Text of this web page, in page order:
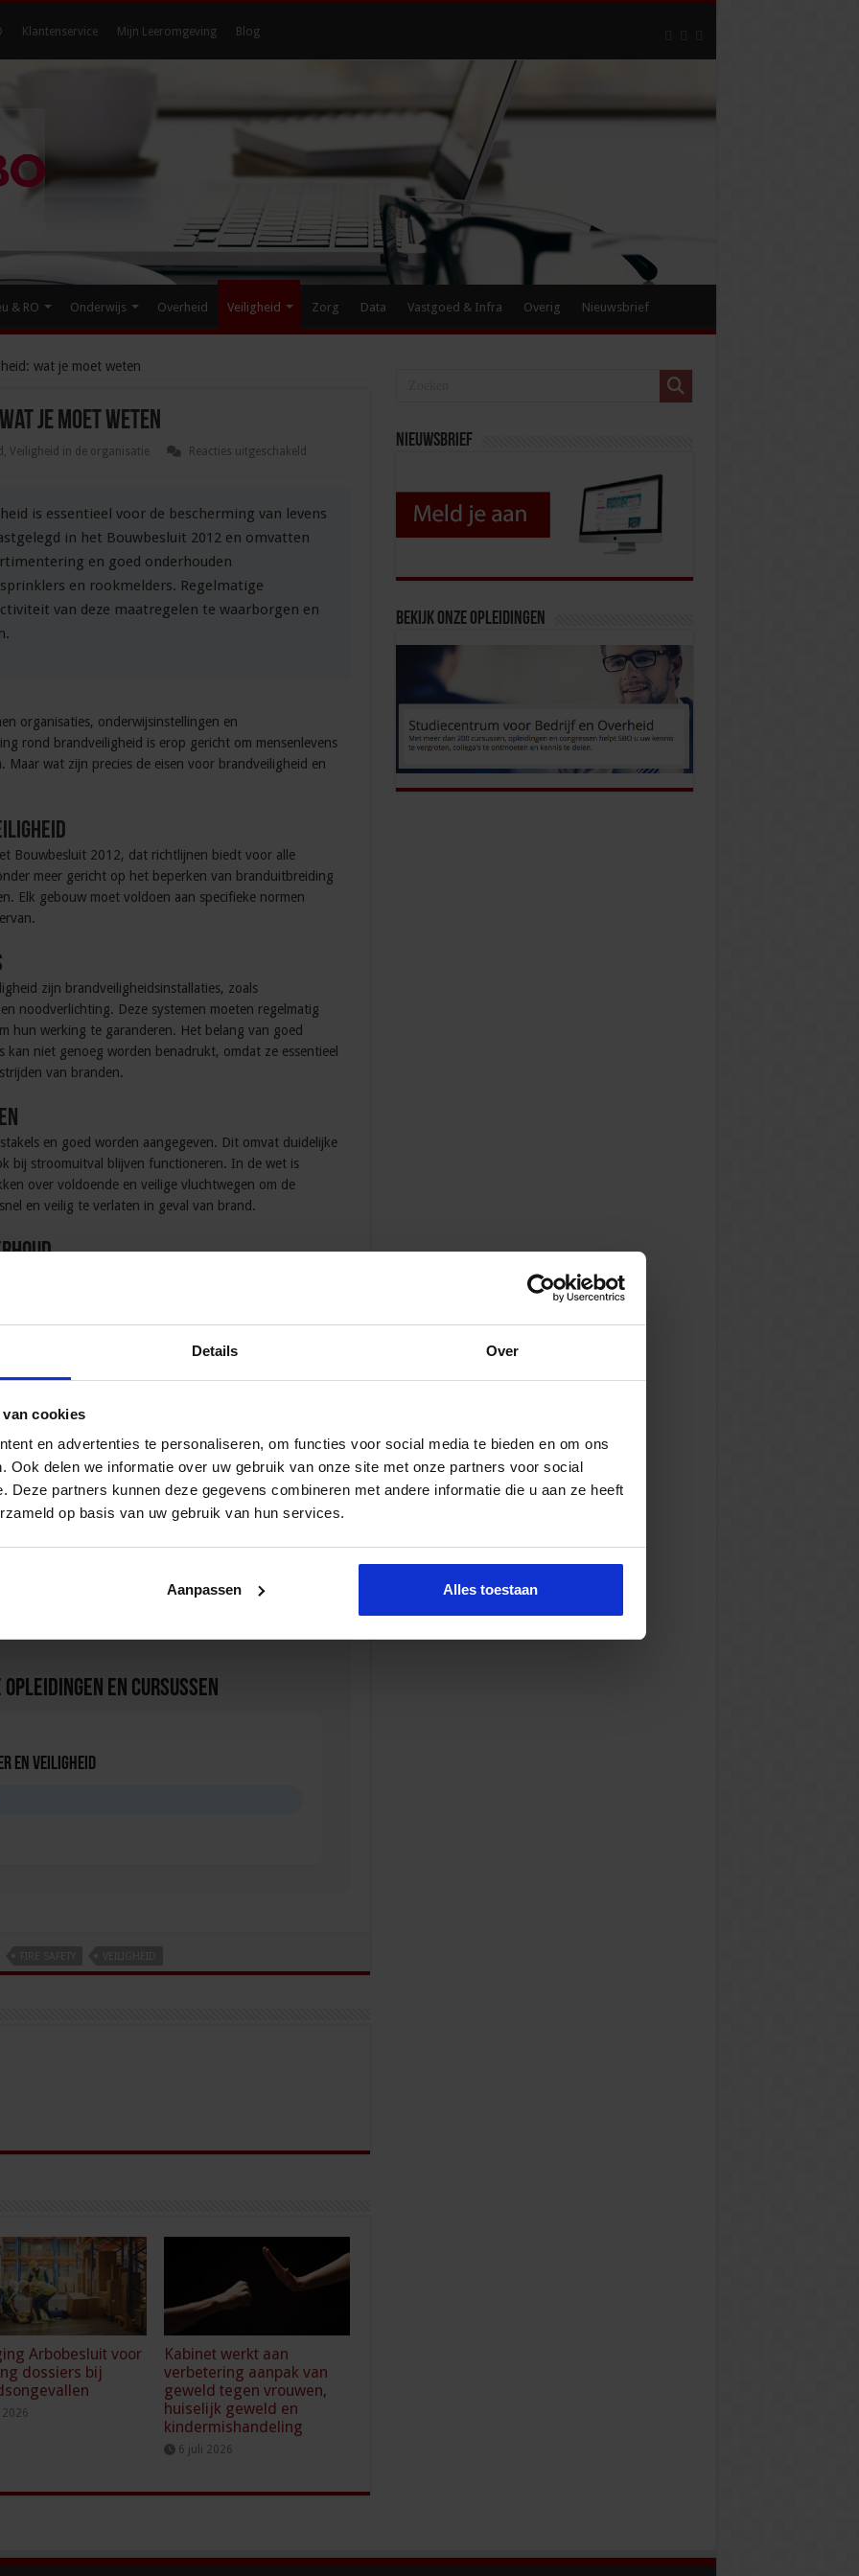
Details Over
cookies
en advertenties te personaliseren, om functies voor social media te bieden en om ons
Ook delen we informatie over uw gebruik van onze site met onze partners voor social
Deze partners kunnen deze gegevens combineren met andere informatie die u aan ze heeft
op basis van uw gebruik van hun services.
Aanpassen Alles toestaan
Klantenservice Mijn Leeromgeving Blog
& RO Onderwijs Overheid Veiligheid Zorg Data Vastgoed & Infra Overig Nieuwsbrief
wat je moet weten
je moet weten
, Veiligheid in de organisatie Reacties uitgeschakeld
je
weten
is essentieel voor de bescherming van levens
in het Bouwbesluit 2012 en omvatten
en goed onderhouden
en rookmelders. Regelmatige
van deze maatregelen te waarborgen en
organisaties, onderwijsinstellingen en
rond brandveiligheid is erop gericht om mensenlevens
Maar wat zijn precies de eisen voor brandveiligheid en
Bouwbesluit 2012, dat richtlijnen biedt voor alle
meer gericht op het beperken van branduitbreiding
Elk gebouw moet voldoen aan specifieke normen
zijn brandveiligheidsinstallaties, zoals
noodverlichting. Deze systemen moeten regelmatig
hun werking te garanderen. Het belang van goed
kan niet genoeg worden benadrukt, omdat ze essentieel
van branden.
en goed worden aangegeven. Dit omvat duidelijke
bij stroomuitval blijven functioneren. In de wet is
over voldoende en veilige vluchtwegen om de
en veilig te verlaten in geval van brand.
inspecties en onderhoud van brandpreventieve
van brandblussers, rookmelders en
van deze controles is essentieel, aangezien deze bij
geverifieerd kunnen worden.
brandcompartimentering
spelen een essentiële rol in
zijn onderverdeeld in secties die een brand minimaal 60
beperkt de verspreiding van vuur en rook en biedt
is van levensbelang en wettelijk verplicht. Door te
duidelijke vluchtwegen en regelmatige controles, kunt u
een diepgaande evaluatie van uw huidige
van alle gebouwgebruikers te garanderen.
en Cursussen
en veiligheid
Arbobesluit voor
dossiers bij
Kabinet werkt aan
verbetering aanpak van
geweld tegen vrouwen,
huiselijk geweld en
kindermishandeling
6 juli 2026
Nieuwsbrief
Bekijk onze opleidingen